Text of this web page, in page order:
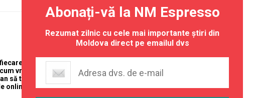
colet și
vrea
să taxeze
online din
Abonați-vă la NM Espresso
Rezumat zilnic cu cele mai importante știri din
Moldova direct pe emailul dvs